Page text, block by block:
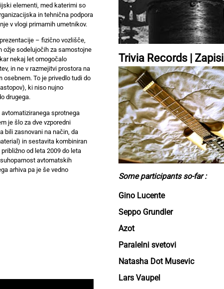
Trivia Records | Zapisi
Some participants so-far :
Gino Lucente
Seppo Grundler
Azot
Paralelni svetovi
Natasha Dot Musevic
Lars Vaupel
elementi, med katerimi so
in tehnična podpora
v vlogi primarnih umetnikov.
– fizično vozlišče,
ožje sodelujočih za samostojne
nekaj let omogočalo
in ne v razmejitvi prostora na
To je privedlo tudi do
ki niso nujno
drugega.
sprotnega
je šlo za dve vzporedni
bili zasnovani na način, da
in sestavita kombiniran
od leta 2009 do leta
avtomatskih
arhiva pa je še vedno